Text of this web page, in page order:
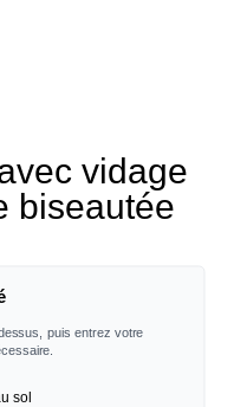
vidage
biseautée
puis entrez votre
sol